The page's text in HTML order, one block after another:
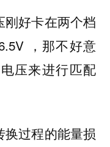
好卡在两个档
，那不好意
压来进行匹配
过程的能量损